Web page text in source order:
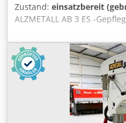
Zustand: einsatzbereit
ALZMETALL AB 3 ES -
Bohrleistung / Stahl max.
Tischgröße ca.
Kegelaufnahme MK 3 -
Drehzahlbereich 65 - 1750
Spindelschutzeinrichtung -
Drehzahlanzeige -
LxBxH 1,2x0,8x2 Meter /
N Tekock Irrtümer /